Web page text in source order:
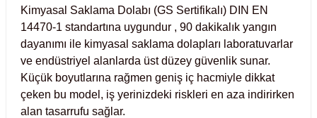
Kabinleri
Kimyasal Saklama Dolabı (GS Sertifikalı) DIN EN
14470-1 standartına uygundur , 90 dakikalık yangın
dayanımı ile kimyasal saklama dolapları laboratuvarlar
ve endüstriyel alanlarda üst düzey güvenlik sunar.
Küçük boyutlarına rağmen geniş iç hacmiyle dikkat
çeken bu model, iş yerinizdeki riskleri en aza indirirken
alan tasarrufu sağlar.